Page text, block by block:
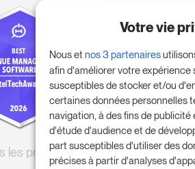
les prix
commencer
14 jours.
Prenez
Votre vie
Nous etnos 3 partenaires
afin d'améliorer votre
susceptibles de stocker et/ou
certaines données personnelles
navigation, à des fins de
d'étude d'audience et de
part susceptibles d'utiliser des
précises à partir d'analyses